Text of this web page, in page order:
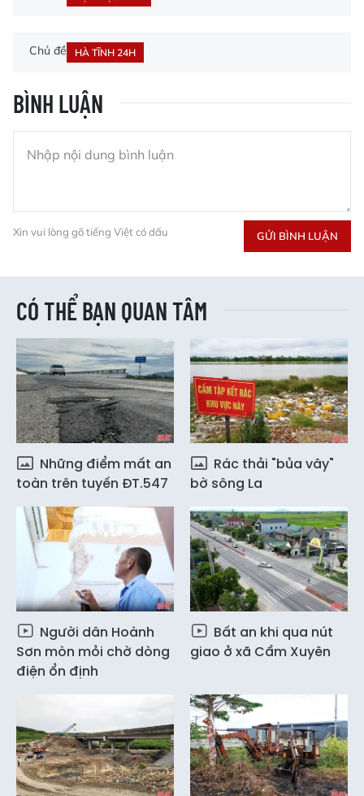
Chủ đề HÀ TĨNH 24H
BÌNH LUẬN
Xin vui lòng gõ tiếng Việt có dấu GỬI BÌNH LUẬN
CÓ THỂ BẠN QUAN TÂM
Những điểm mất an
toàn trên tuyến ĐT.547
Rác thải "bủa vây"
bờ sông La
Người dân Hoành
Sơn mòn mỏi chờ dòng
điện ổn định
Bất an khi qua nút
giao ở xã Cẩm Xuyên